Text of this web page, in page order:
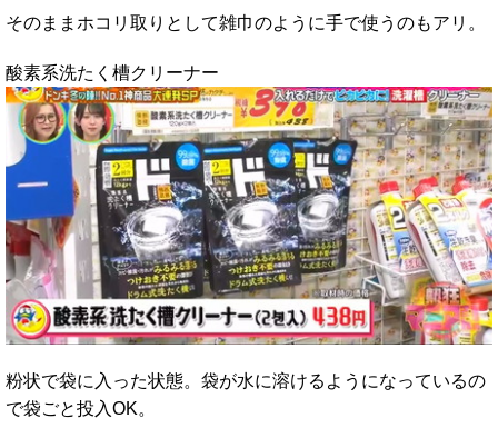
そのままホコリ取りとして雑巾のように手で使うのもアリ。
酸素系洗たく槽クリーナー
粉状で袋に入った状態。袋が水に溶けるようになっているの
で袋ごと投入OK。